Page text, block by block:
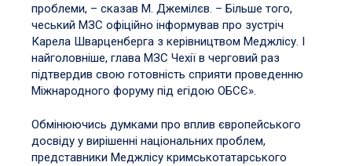
проблеми, – сказав М. Джемілєв. – Більше того,
чеський МЗС офіційно інформував про зустріч
Карела Шварценберга з керівництвом Меджлісу. І
найголовніше, глава МЗС Чехії в черговий раз
підтвердив свою готовність сприяти проведенню
Міжнародного форуму під егідою ОБСЄ».
Обмінюючись думками про вплив європейського
досвіду у вирішенні національних проблем,
представники Меджлісу кримськотатарського